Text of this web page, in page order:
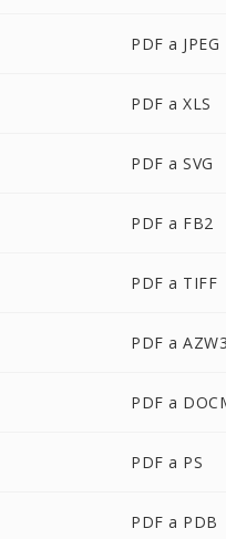
PDF a JPEG
PDF a XLS
PDF a SVG
PDF a FB2
PDF a TIFF
PDF a
PDF a
PDF a PS
PDF a PDB